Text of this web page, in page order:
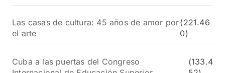
Las casas de cultura: 45 años de amor por
el arte
(221.46
0)
Cuba a las puertas del Congreso
(133.4